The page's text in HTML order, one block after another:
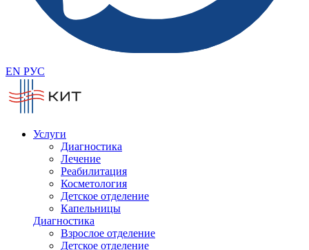
EN РУС
Услуги
Диагностика
Лечение
Реабилитация
Косметология
Детское отделение
Капельницы
Диагностика
Взрослое отделение
Детское отделение